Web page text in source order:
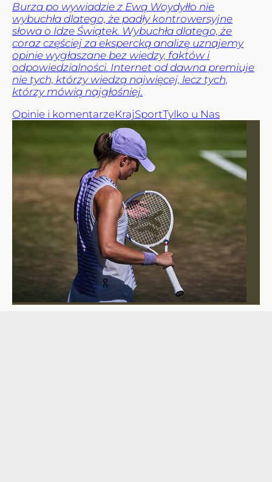
Burza po wywiadzie z Ewą Woydyłło nie
wybuchła dlatego, że padły kontrowersyjne
słowa o Idze Świątek. Wybuchła dlatego, że
coraz częściej za ekspercką analizę uznajemy
opinie wygłaszane bez wiedzy, faktów i
odpowiedzialności. Internet od dawna premiuje
nie tych, którzy wiedzą najwięcej, lecz tych,
którzy mówią najgłośniej.
Opinie i komentarzeKrajSportTylko u Nas